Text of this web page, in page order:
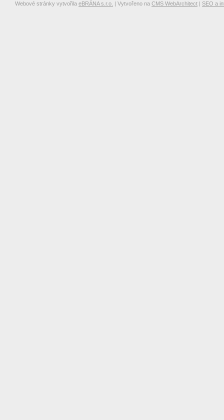
Webové stránky vytvořila eBRÁNA s.r.o. | Vytvořeno na CMS WebArchitect | SEO a